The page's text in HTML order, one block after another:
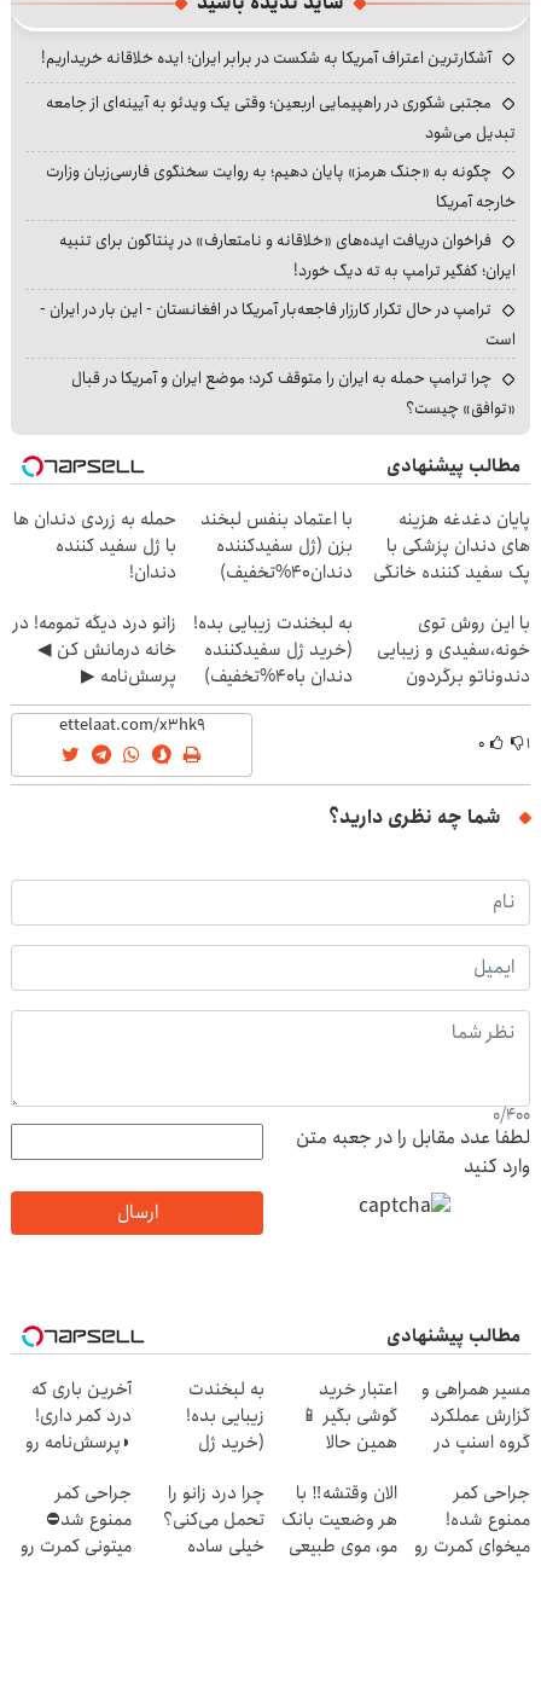
آشکارترین اعتراف آمریکا به شکست در برابر ایران؛ ایده خلاقانه خریداریم!
مجتبی شکوری در راهپیمایی اربعین؛ وقتی یک ویدئو به آیینه‌ای از جامعه
تبدیل می‌شود
چگونه به «جنگ هرمز» پایان دهیم؛ به روایت سخنگوی فارسی‌زبان وزارت
خارجه آمریکا
فراخوان دریافت ایده‌های «خلاقانه و نامتعارف» در پنتاگون برای تنبیه
ایران؛ کفگیر ترامپ به ته دیگ خورد!
ترامپ در حال تکرار کارزار فاجعه‌بار آمریکا در افغانستان - این بار در ایران -
است
چرا ترامپ حمله به ایران را متوقف کرد؛ موضع ایران و آمریکا در قبال
«توافق» چیست؟
مطالب پیشنهادی
پایان دغدغه هزینه
های دندان پزشکی با
پک سفید کننده خانگی
با اعتماد بنفس لبخند
بزن (ژل سفیدکننده
دندان40%تخفیف)
حمله به زردی دندان ها
با ژل سفید کننده
دندان!
با این روش توی
خونه،سفیدی و زیبایی
دندوناتو برگردون
(40%off)
به لبخندت زیبایی بده!
(خرید ژل سفیدکننده
دندان با40%تخفیف)
زانو درد دیگه تمومه! در
خانه درمانش کن ◀
پرسش‌نامه ▶
۱ ۰
شما چه نظری دارید؟
0/400
لطفا عدد مقابل را در جعبه متن
وارد کنید
ارسال
مطالب پیشنهادی
مسیر همراهی و
گزارش عملکرد
گروه اسنپ در
اعتبار خرید
گوشی بگیر 📱
همین حالا
بده 🎯
به لبخندت
زیبایی بده!
(خرید ژل
دندان
با40%تخفیف)
آخرین باری که
درد کمر داری!
◗پرسش‌نامه رو
جراحی کمر
ممنوع شده!
میخوای کمرت رو
الان وقتشه‼️ با
هر وضعیت بانک
مو، موی طبیعی
چرا درد زانو را
تحمل می‌کنی؟
خیلی ساده
جراحی کمر
ممنوع شد⛔
میتونی کمرت رو